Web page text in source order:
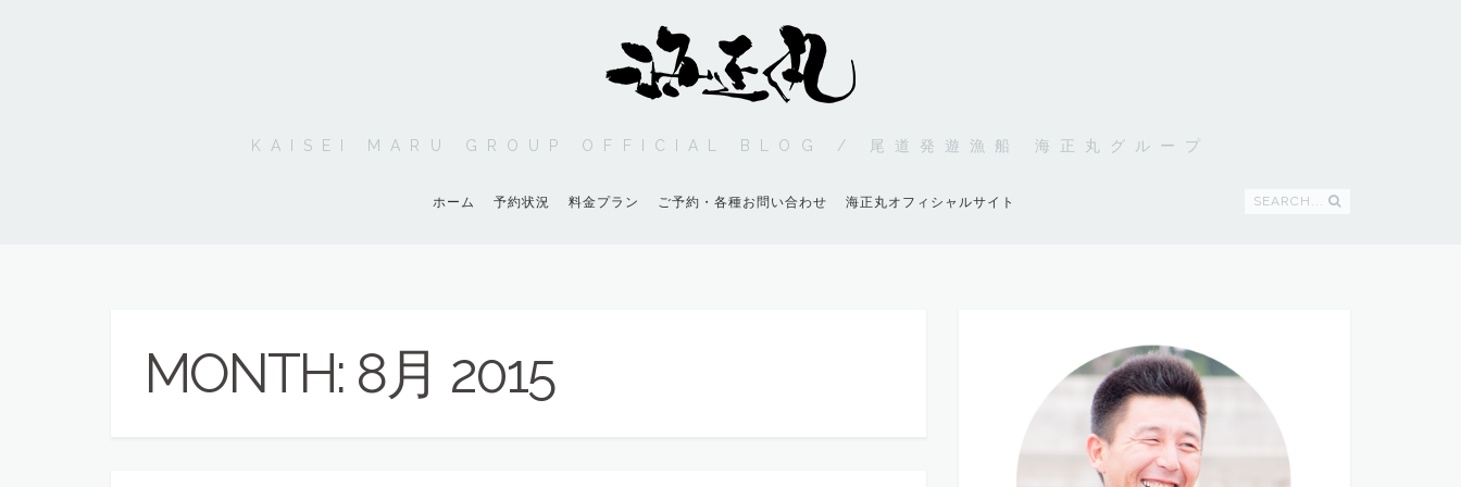
KAISEI MARU GROUP OFFICIAL BLOG / 尾道発遊漁船 海正丸グループ
ホーム 予約状況 料金プラン ご予約・各種お問い合わせ 海正丸オフィシャルサイト SEARCH...
MONTH: 8月 2015